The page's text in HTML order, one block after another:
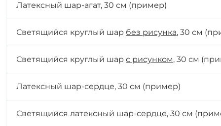
Латексный шар-агат, 30 см (пример)
Светящийся круглый шар без рисунка, 30 см
Светящийся круглый шар с рисунком, 30 см
Латексный шар-сердце, 30 см (пример)
Светящийся латексный шар-сердце, 30 см